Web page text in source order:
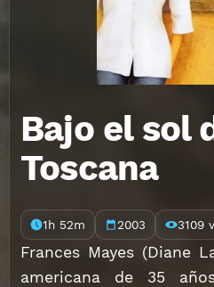
Bajo el sol
Toscana
1h 52m 2003 3109
Frances Mayes (Diane
americana de 35